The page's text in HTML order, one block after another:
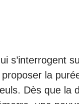
s’interrogent
la
Dès que la